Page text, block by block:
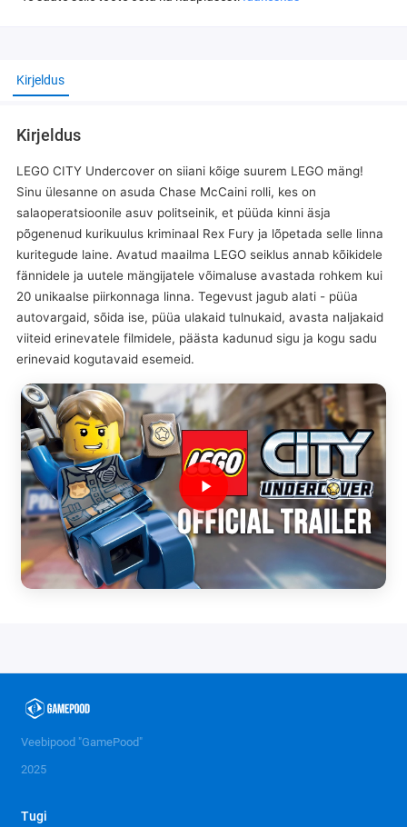
Kirjeldus
Kirjeldus
LEGO CITY Undercover on siiani kõige suurem LEGO mäng!
Sinu ülesanne on asuda Chase McCaini rolli, kes on
salaoperatsioonile asuv politseinik, et püüda kinni äsja
põgenenud kurikuulus kriminaal Rex Fury ja lõpetada selle linna
kuritegude laine. Avatud maailma LEGO seiklus annab kõikidele
fännidele ja uutele mängijatele võimaluse avastada rohkem kui
20 unikaalse piirkonnaga linna. Tegevust jagub alati - püüa
autovargaid, sõida ise, püüa ulakaid tulnukaid, avasta naljakaid
viiteid erinevatele filmidele, päästa kadunud sigu ja kogu sadu
erinevaid kogutavaid esemeid.
Veebipood "GamePood"
2025
Tugi